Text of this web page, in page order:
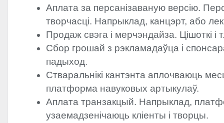
Аплата за персанізаваную версію.
творчасці. Напрыклад, канцэрт, або
Продаж свэга і мерчэндайза. Цішоткі і
Сбор грошай з рэкламадаўца і
падыход.
Стваральнікі кантэнта аплочваюць
платформа навуковых артыкулаў.
Аплата транзакцый. Напрыклад,
узаемадзенічаюць кліенты і творцы.